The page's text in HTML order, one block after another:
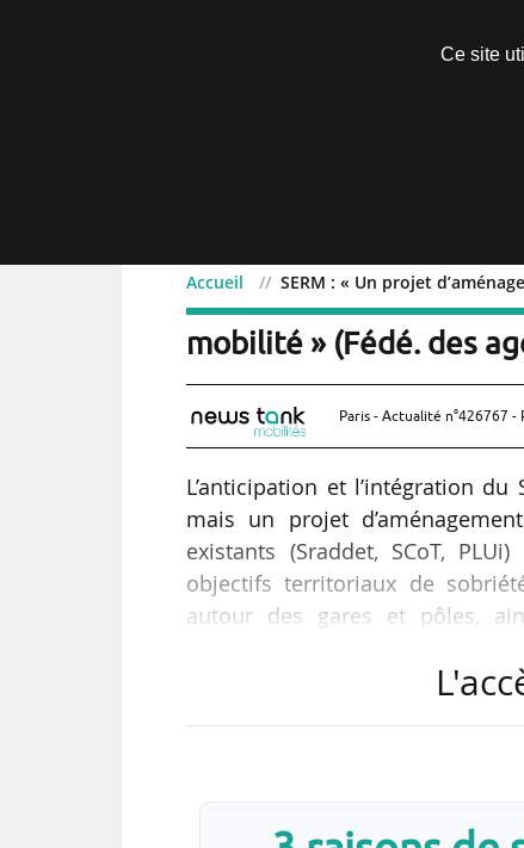
Accueil SERM : « Un projet
SERM : « Un projet
mobilité » (Fédé. des
Paris - Actualité n°426767 -
L’anticipation et l’intégration
mais un projet
existants (Sraddet, SCoT,
objectifs territoriaux de
autour des gares et pôles,
publication s’inscrit dans le
Ce site